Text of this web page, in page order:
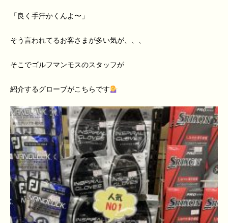
「良く手汗かくんよ〜」
そう言われてるお客さまが多い気が、、、
そこでゴルフマンモスのスタッフが
紹介するグローブがこちらです